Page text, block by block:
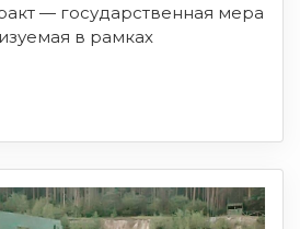
— государственная мера
в рамках